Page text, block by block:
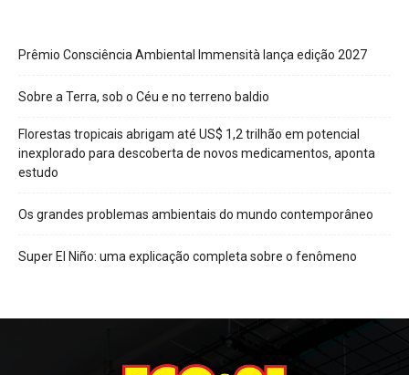
Prêmio Consciência Ambiental Immensità lança edição 2027
Sobre a Terra, sob o Céu e no terreno baldio
Florestas tropicais abrigam até US$ 1,2 trilhão em potencial
inexplorado para descoberta de novos medicamentos, aponta
estudo
Os grandes problemas ambientais do mundo contemporâneo
Super El Niño: uma explicação completa sobre o fenômeno